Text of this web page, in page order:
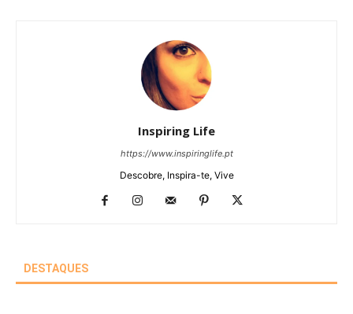
Inspiring Life
https://www.inspiringlife.pt
Descobre, Inspira-te, Vive
DESTAQUES